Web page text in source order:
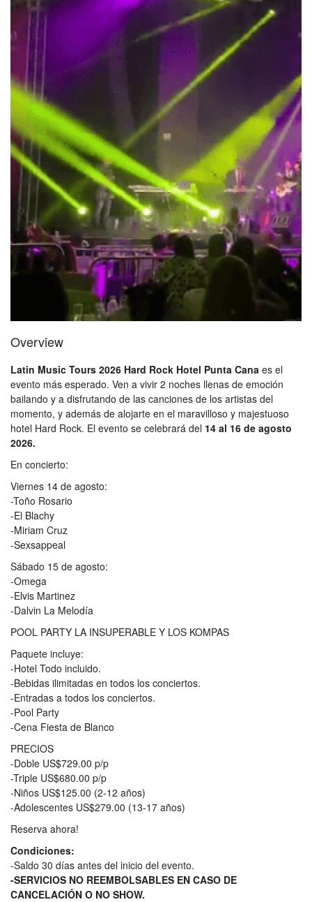
Overview
Latin Music Tours 2026 Hard Rock Hotel Punta Cana es el
evento más esperado. Ven a vivir 2 noches llenas de emoción
bailando y a disfrutando de las canciones de los artistas del
momento, y además de alojarte en el maravilloso y majestuoso
hotel Hard Rock. El evento se celebrará del 14 al 16 de agosto
2026.
En concierto:
Viernes 14 de agosto:
-Toño Rosario
-El Blachy
-Miriam Cruz
-Sexsappeal
Sábado 15 de agosto:
-Omega
-Elvis Martinez
-Dalvin La Melodía
POOL PARTY LA INSUPERABLE Y LOS KOMPAS
Paquete incluye:
-Hotel Todo incluido.
-Bebidas ilimitadas en todos los conciertos.
-Entradas a todos los conciertos.
-Pool Party
-Cena Fiesta de Blanco
PRECIOS
-Doble US$729.00 p/p
-Triple US$680.00 p/p
-Niños US$125.00 (2-12 años)
-Adolescentes US$279.00 (13-17 años)
Reserva ahora!
Condiciones:
-Saldo 30 días antes del inicio del evento.
-SERVICIOS NO REEMBOLSABLES EN CASO DE
CANCELACIÓN O NO SHOW.